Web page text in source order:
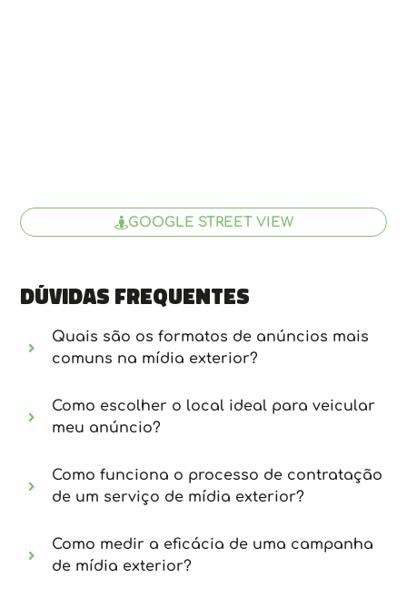
GOOGLE STREET VIEW
Dúvidas frequentes
Quais são os formatos de anúncios mais
comuns na mídia exterior?
Como escolher o local ideal para veicular
meu anúncio?
Como funciona o processo de contratação
de um serviço de mídia exterior?
Como medir a eficácia de uma campanha
de mídia exterior?